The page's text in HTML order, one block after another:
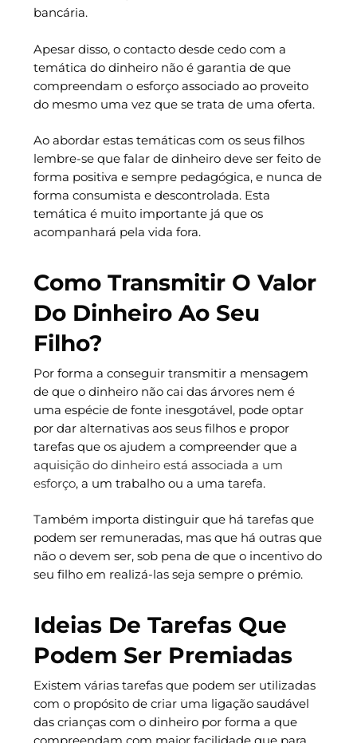
bancária.
Apesar disso, o contacto desde cedo com a
temática do dinheiro não é garantia de que
compreendam o esforço associado ao proveito
do mesmo uma vez que se trata de uma oferta.
Ao abordar estas temáticas com os seus filhos
lembre-se que falar de dinheiro deve ser feito de
forma positiva e sempre pedagógica, e nunca de
forma consumista e descontrolada. Esta
temática é muito importante já que os
acompanhará pela vida fora.
Como Transmitir O Valor
Do Dinheiro Ao Seu
Filho?
Por forma a conseguir transmitir a mensagem
de que o dinheiro não cai das árvores nem é
uma espécie de fonte inesgotável, pode optar
por dar alternativas aos seus filhos e propor
tarefas que os ajudem a compreender que a
aquisição do dinheiro está associada a um
esforço, a um trabalho ou a uma tarefa.
Também importa distinguir que há tarefas que
podem ser remuneradas, mas que há outras que
não o devem ser, sob pena de que o incentivo do
seu filho em realizá-las seja sempre o prémio.
Ideias De Tarefas Que
Podem Ser Premiadas
Existem várias tarefas que podem ser utilizadas
com o propósito de criar uma ligação saudável
das crianças com o dinheiro por forma a que